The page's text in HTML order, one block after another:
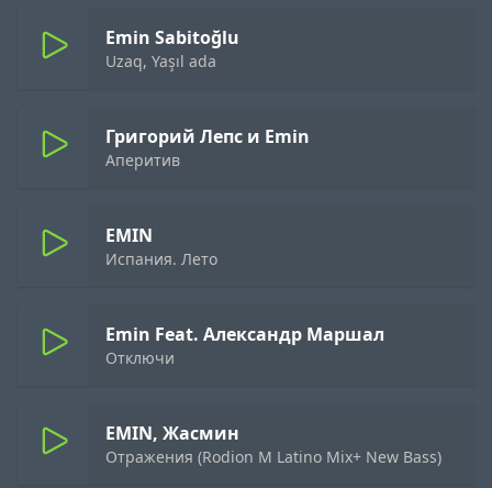
Emin Sabitoğlu
Uzaq, Yaşıl ada
Григорий Лепс и Emin
Аперитив
EMIN
Испания. Лето
Emin Feat. Александр Маршал
Отключи
EMIN, Жасмин
Отражения (Rodion M Latino Mix+ New Bass)